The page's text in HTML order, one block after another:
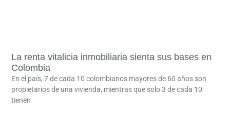
La renta vitalicia inmobiliaria sienta sus bases en
Colombia
En el país, 7 de cada 10 colombianos mayores de 60 años son
propietarios de una vivienda, mientras que solo 3 de cada 10
tienen